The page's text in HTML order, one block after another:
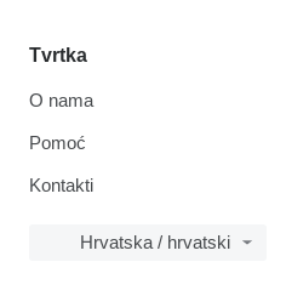
Tvrtka
O nama
Pomoć
Kontakti
Hrvatska / hrvatski